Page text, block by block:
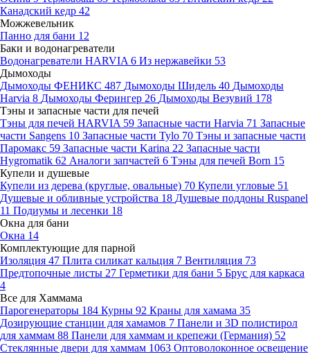
Канадский кедр 42
Можжевельник
Панно для бани 12
Баки и водонагреватели
Водонагреватели HARVIA 6 Из нержавейки 53
Дымоходы
Дымоходы ФЕНИКС 487 Дымоходы Шидель 40 Дымоходы
Harvia 8 Дымоходы Ферингер 26 Дымоходы Везувий 178
Тэны и запасные части для печей
Тэны для печей HARVIA 59 Запасные части Harvia 71 Запасные
части Sangens 10 Запасные части Tylo 70 Тэны и запасные части
Паромакс 59 Запасные части Karina 22 Запасные части
Hygromatik 62 Аналоги запчастей 6 Тэны для печей Born 15
Купели и душевые
Купели из дерева (круглые, овальные) 70 Купели угловые 51
Душевые и обливные устройства 18 Душевые поддоны Ruspanel
11 Подиумы и лесенки 18
Окна для бани
Окна 14
Комплектующие для парной
Изоляция 47 Плита силикат кальция 7 Вентиляция 73
Предтопочные листы 27 Герметики для бани 5 Брус для каркаса
4
Все для Хаммама
Парогенераторы 184 Курны 92 Краны для хамама 35
Дозирующие станции для хамамов 7 Панели и 3D полистирол
для хаммам 88 Панели для хаммам и крепежи (Германия) 52
Стеклянные двери для хаммам 1063 Оптоволоконное освещение